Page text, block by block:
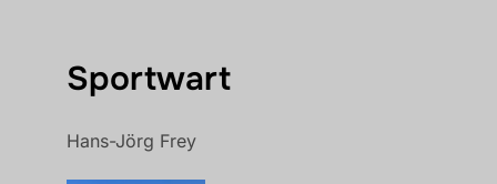
Sportwart
Hans-Jörg Frey